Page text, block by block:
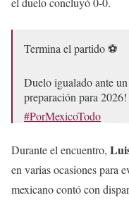
Termina el partido ⚽
Duelo igualado ante
preparación para
#PorMexicoTodo
*Publicidad para
— Selección Nacional
2025
Durante el encuentro,
en varias ocasiones para
mexicano contó con